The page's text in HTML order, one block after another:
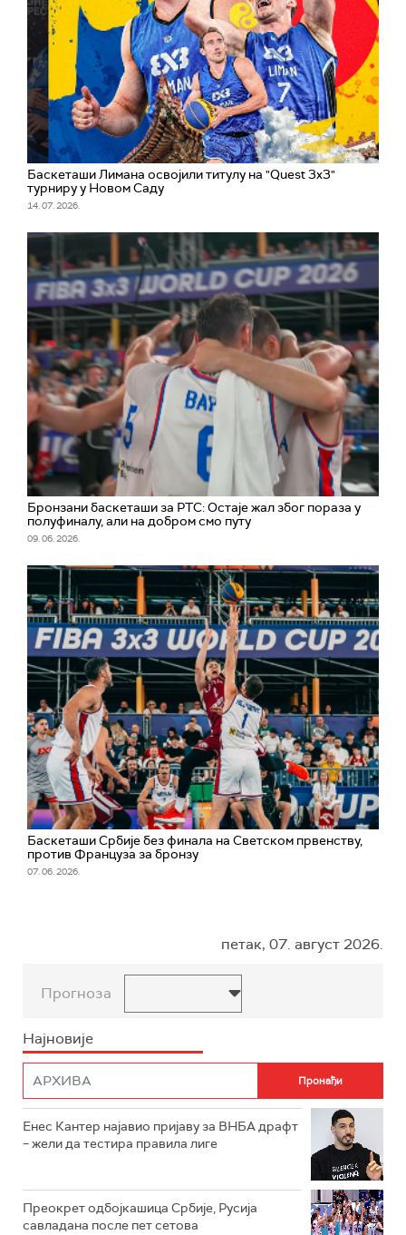
Баскеташи Лимана освојили титулу на "Quest 3x3"
турниру у Новом Саду
14. 07. 2026.
Бронзани баскеташи за РТС: Остаје жал због пораза у
полуфиналу, али на добром смо путу
09. 06. 2026.
Баскеташи Србије без финала на Светском првенству,
против Француза за бронзу
07. 06. 2026.
петак, 07. август 2026.
Прогноза
Најновије
Енес Кантер најавио пријаву за ВНБА драфт
– жели да тестира правила лиге
Преокрет одбојкашица Србије, Русија
савладана после пет сетова